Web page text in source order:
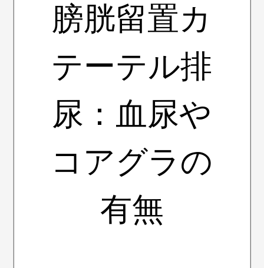
膀胱留置カ
テーテル排
尿：血尿や
コアグラの
有無